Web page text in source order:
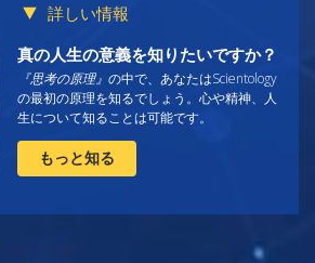
詳しい情報
真の人生の意義を知りたいですか？
『思考の原理』 の中で、あなたはScientology
の最初の原理を知るでしょう。心や精神、人
生について知ることは可能です。
もっと知る